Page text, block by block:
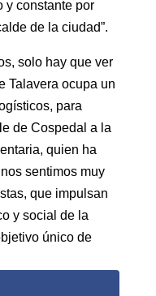
y constante por
de la ciudad”.
solo hay que ver
Talavera ocupa un
para
de Cospedal a la
quien ha
sentimos muy
que impulsan
y social de la
único de